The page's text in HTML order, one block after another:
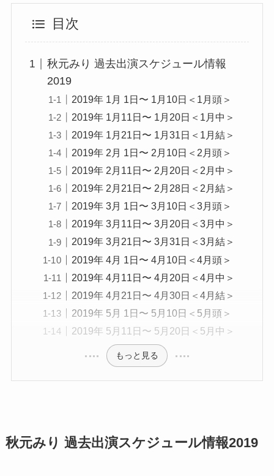
目次
秋元みり 過去出演スケジュール情報
2019
2019年 1月 1日〜 1月10日＜1月頭＞
2019年 1月11日〜 1月20日＜1月中＞
2019年 1月21日〜 1月31日＜1月結＞
2019年 2月 1日〜 2月10日＜2月頭＞
2019年 2月11日〜 2月20日＜2月中＞
2019年 2月21日〜 2月28日＜2月結＞
2019年 3月 1日〜 3月10日＜3月頭＞
2019年 3月11日〜 3月20日＜3月中＞
2019年 3月21日〜 3月31日＜3月結＞
2019年 4月 1日〜 4月10日＜4月頭＞
2019年 4月11日〜 4月20日＜4月中＞
2019年 4月21日〜 4月30日＜4月結＞
2019年 5月 1日〜 5月10日＜5月頭＞
2019年 5月11日〜 5月20日＜5月中＞
もっと見る
秋元みり 過去出演スケジュール情報2019